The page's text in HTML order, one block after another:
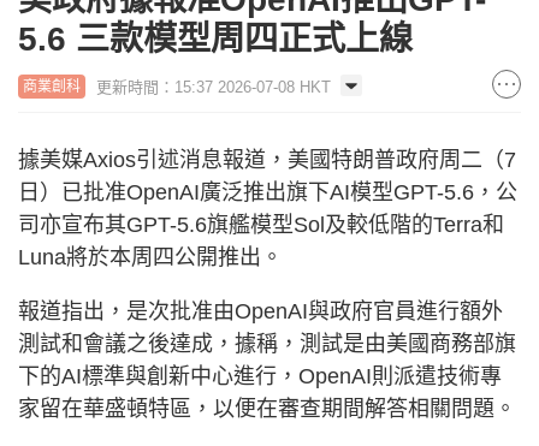
5.6 三款模型周四正式上線
商業創科 更新時間：15:37 2026-07-08 HKT
據美媒Axios引述消息報道，美國特朗普政府周二（7
日）已批准OpenAI廣泛推出旗下AI模型GPT-5.6，公
司亦宣布其GPT-5.6旗艦模型Sol及較低階的Terra和
Luna將於本周四公開推出。
報道指出，是次批准由OpenAI與政府官員進行額外
測試和會議之後達成，據稱，測試是由美國商務部旗
下的AI標準與創新中心進行，OpenAI則派遣技術專
家留在華盛頓特區，以便在審查期間解答相關問題。